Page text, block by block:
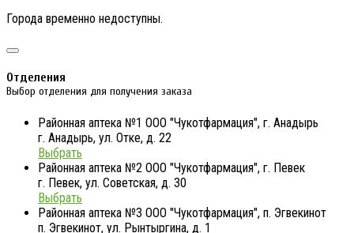
Города временно недоступны.
Отделения
Выбор отделения для получения заказа
Районная аптека №1 ООО "Чукотфармация", г. Анадырь
г. Анадырь, ул. Отке, д. 22
Выбрать
Районная аптека №2 ООО "Чукотфармация", г. Певек
г. Певек, ул. Советская, д. 30
Выбрать
Районная аптека №3 ООО "Чукотфармация", п. Эгвекинот
п. Эгвекинот, ул. Рынтыргина, д. 1